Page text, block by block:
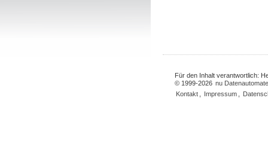
Für den Inhalt verantwortlich:
© 1999-2026 nu
Kontakt
Impressum